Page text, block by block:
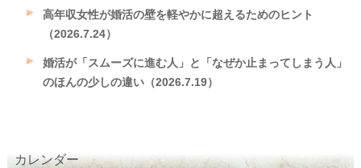
高年収女性が婚活の壁を軽やかに超えるためのヒント
（2026.7.24）
婚活が「スムーズに進む人」と「なぜか止まってしまう人」
のほんの少しの違い（2026.7.19）
カレンダー